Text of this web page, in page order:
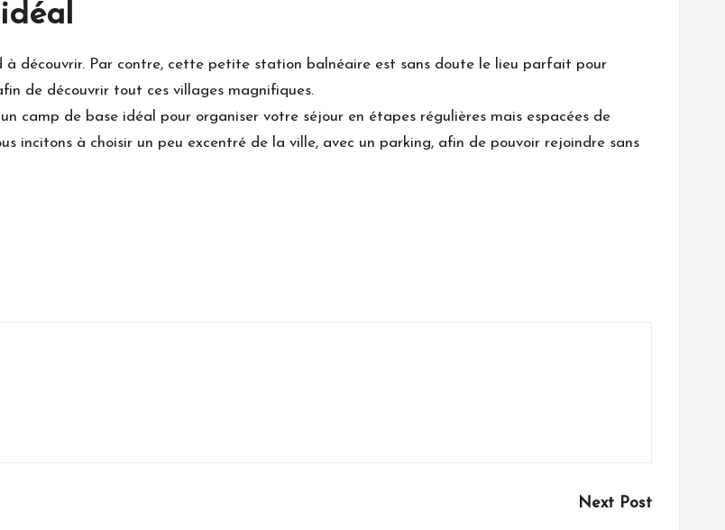
découvrir. Par contre, cette petite station balnéaire est sans doute le lieu parfait pour
de découvrir tout ces villages magnifiques.
camp de base idéal pour organiser votre séjour en étapes régulières mais espacées de
incitons à choisir un peu excentré de la ville, avec un parking, afin de pouvoir rejoindre sans
Next Post